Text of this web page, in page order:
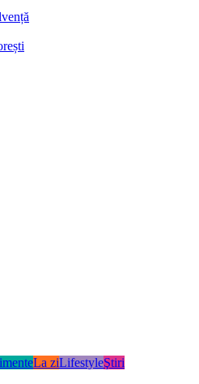
La ziLifestyleŞtiri